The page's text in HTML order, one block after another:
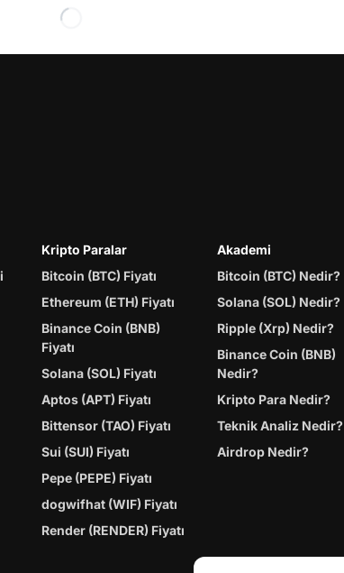
Kripto Paralar
Bitcoin (BTC) Fiyatı
Ethereum (ETH) Fiyatı
Binance Coin (BNB)
Fiyatı
Solana (SOL) Fiyatı
Aptos (APT) Fiyatı
Bittensor (TAO) Fiyatı
Sui (SUI) Fiyatı
Pepe (PEPE) Fiyatı
dogwifhat (WIF) Fiyatı
Render (RENDER) Fiyatı
Akademi
Bitcoin (BTC) Nedir?
Solana (SOL) Nedir?
Ripple (Xrp) Nedir?
Binance Coin (BNB)
Nedir?
Kripto Para Nedir?
Teknik Analiz Nedir?
Airdrop Nedir?